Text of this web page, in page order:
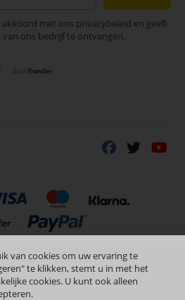
met ons privacybeleid en geeft
ons bedrijf te ontvangen.
van cookies om uw ervaring te
te klikken, stemt u in met het
cookies. U kunt ook alleen
Nederlands